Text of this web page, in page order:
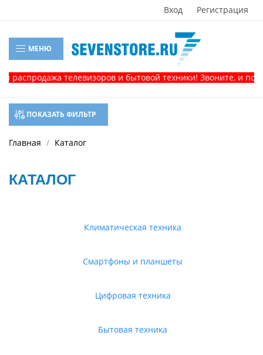
Вход Регистрация
МЕНЮ
телевизоров и бытовой техники! Звоните, и получите
ПОКАЗАТЬ ФИЛЬТР
Главная Каталог
КАТАЛОГ
Климатическая техника
Смартфоны и планшеты
Цифровая техника
Бытовая техника